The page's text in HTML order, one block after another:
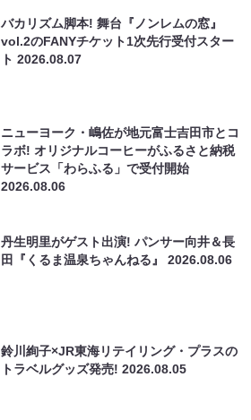
バカリズム脚本! 舞台『ノンレムの窓』
vol.2のFANYチケット1次先行受付スター
ト2026.08.07
ニューヨーク・嶋佐が地元富士吉田市とコ
ラボ! オリジナルコーヒーがふるさと納税
サービス「わらふる」で受付開始
2026.08.06
丹生明里がゲスト出演! パンサー向井＆長
田『くるま温泉ちゃんねる』2026.08.06
鈴川絢子×JR東海リテイリング・プラスの
トラベルグッズ発売!2026.08.05